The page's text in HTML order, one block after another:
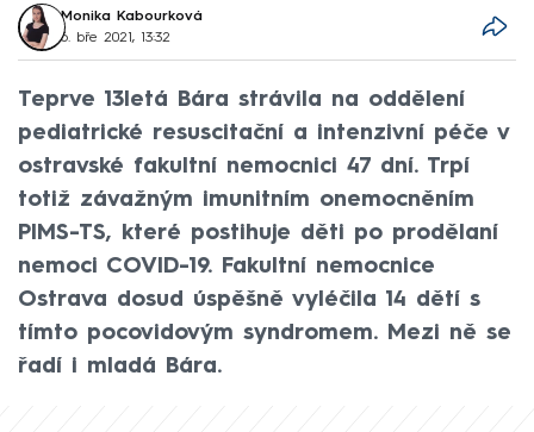
Monika Kabourková
6. bře 2021, 13:32
Teprve 13letá Bára strávila na oddělení
pediatrické resuscitační a intenzivní péče v
ostravské fakultní nemocnici 47 dní. Trpí
totiž závažným imunitním onemocněním
PIMS-TS, které postihuje děti po prodělaní
nemoci COVID-19. Fakultní nemocnice
Ostrava dosud úspěšně vyléčila 14 dětí s
tímto pocovidovým syndromem. Mezi ně se
řadí i mladá Bára.